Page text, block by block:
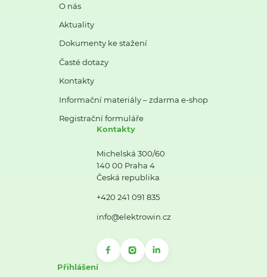
O nás
Aktuality
Dokumenty ke stažení
Časté dotazy
Kontakty
Informační materiály – zdarma e-shop
Registrační formuláře
Kontakty
Michelská 300/60
140 00 Praha 4
Česká republika
+420 241 091 835
info@elektrowin.cz
Přihlášení